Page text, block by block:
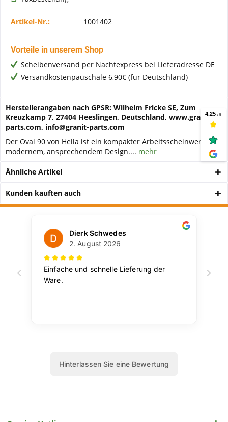
Artikel-Nr.: 1001402
Vorteile in unserem Shop
Scheibenversand per Nachtexpress bei Lieferadresse DE
Versandkostenpauschale 6,90€ (für Deutschland)
Herstellerangaben nach GPSR: Wilhelm Fricke SE, Zum
Kreuzkamp 7, 27404 Heeslingen, Deutschland, www.granit-
parts.com, info@granit-parts.com
Der Oval 90 von Hella ist ein kompakter Arbeitsscheinwerfer in
modernem, ansprechendem Design.... mehr
Ähnliche Artikel
Kunden kauften auch